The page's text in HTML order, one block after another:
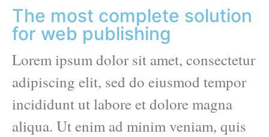
The most complete solution
for web publishing
Lorem ipsum dolor sit amet, consectetur
adipiscing elit, sed do eiusmod tempor
incididunt ut labore et dolore magna
aliqua. Ut enim ad minim veniam, quis